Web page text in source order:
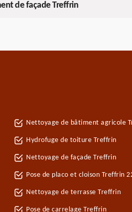
de façade Treffrin
Nettoyage de bâtiment agricole
Hydrofuge de toiture Treffrin
Nettoyage de façade Treffrin
Pose de placo et cloison Treffrin
Nettoyage de terrasse Treffrin
Pose de carrelage Treffrin